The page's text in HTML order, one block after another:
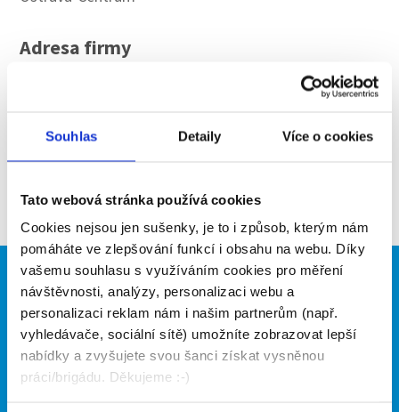
Souhlas Detaily Více o cookies
Tato webová stránka používá cookies
Cookies nejsou jen sušenky, je to i způsob, kterým nám
pomáháte ve zlepšování funkcí i obsahu na webu. Díky
vašemu souhlasu s využíváním cookies pro měření
návštěvnosti, analýzy, personalizaci webu a
personalizaci reklam nám i našim partnerům (např.
vyhledávače, sociální sítě) umožníte zobrazovat lepší
nabídky a zvyšujete svou šanci získat vysněnou
práci/brigádu. Děkujeme :-)
Adresa firmy
Aktuální brigády
Firma nyní nemá žádné volné pozice. Zkuste to
prosím znovu za pár dní.
Brigádníci
Články
Hledané brigády
Firmy
Vložit inzerát
Ceník
Propagace